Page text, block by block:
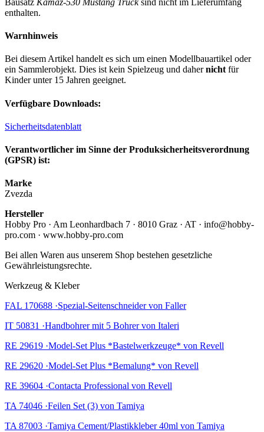
enthalten.
Warnhinweis
Bei diesem Artikel handelt es sich um einen Modellbauartikel oder
ein Sammlerobjekt. Dies ist kein Spielzeug und dahernicht für
Kinder unter 15 Jahren geeignet.
Verfügbare Downloads:
Sicherheitsdatenblatt
Verantwortlicher im Sinne der Produksicherheitsverordnung
(GPSR) ist:
Marke
Zvezda
Hersteller
Hobby Pro · Am Leonhardbach 7 · 8010 Graz · AT · info@hobby-
pro.com · www.hobby-pro.com
Bei allen Waren aus unserem Shop bestehen gesetzliche
Gewährleistungsrechte.
Werkzeug & Kleber
FAL 170688 ·Spezial-Seitenschneider von Faller
IT 50831 ·Handbohrer mit 5 Bohrer von Italeri
RE 29619 ·Model-Set Plus *Bastelwerkzeuge* von Revell
RE 29620 ·Model-Set Plus *Bemalung* von Revell
RE 39604 ·Contacta Professional von Revell
TA 74046 ·Feilen Set (3) von Tamiya
TA 87003 ·Tamiya Cement/Plastikkleber 40ml von Tamiya